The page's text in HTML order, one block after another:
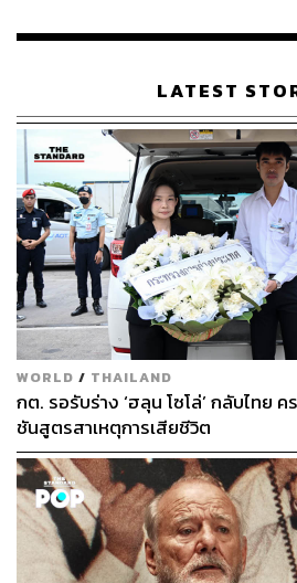
เรือนไทยที่ถูกซุกไว้
LATEST
WORLD / THAILAND
กต. รอรับร่าง ‘ฮลุน โซโล่’ กลับไทย
ชันสูตรสาเหตุการเสียชีวิต